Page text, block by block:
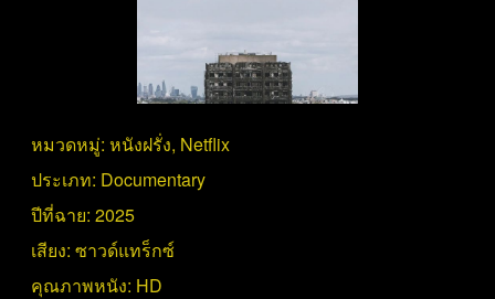
หมวดหมู่: หนังฝรั่ง, Netflix
ประเภท: Documentary
ปีที่ฉาย: 2025
เสียง: ซาวด์แทร็กซ์
คุณภาพหนัง: HD